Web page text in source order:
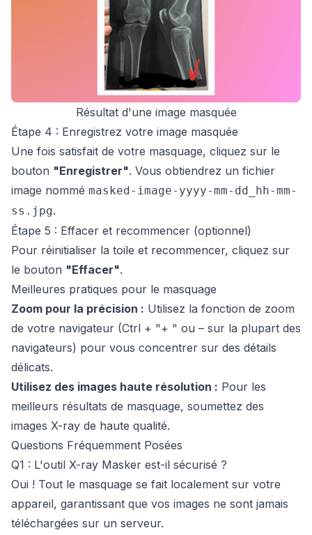
Résultat d'une image masquée
Étape 4 : Enregistrez votre image masquée
Une fois satisfait de votre masquage, cliquez sur le
bouton "Enregistrer". Vous obtiendrez un fichier
image nommé masked-image-yyyy-mm-dd_hh-mm-
ss.jpg.
Étape 5 : Effacer et recommencer (optionnel)
Pour réinitialiser la toile et recommencer, cliquez sur
le bouton "Effacer".
Meilleures pratiques pour le masquage
Zoom pour la précision : Utilisez la fonction de zoom
de votre navigateur (Ctrl + "+ " ou – sur la plupart des
navigateurs) pour vous concentrer sur des détails
délicats.
Utilisez des images haute résolution : Pour les
meilleurs résultats de masquage, soumettez des
images X-ray de haute qualité.
Questions Fréquemment Posées
Q1 : L'outil X-ray Masker est-il sécurisé ?
Oui ! Tout le masquage se fait localement sur votre
appareil, garantissant que vos images ne sont jamais
téléchargées sur un serveur.